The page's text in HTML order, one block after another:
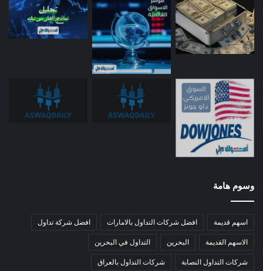
وسوم هامة
اسهم قديمة افضل شركات التداول بالامارات افضل شركة تداول
الاسهم القديمة البحرين التداول في البحرين
شركات التداول النصابة شركات التداول بالعراق